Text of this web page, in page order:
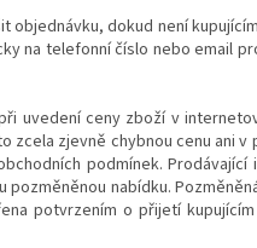
objednávku, dokud není
na telefonní číslo nebo email
uvedení ceny zboží v
zjevně chybnou cenu ani v
podmínek. Prodávající
nabídku.
potvrzením o přijetí